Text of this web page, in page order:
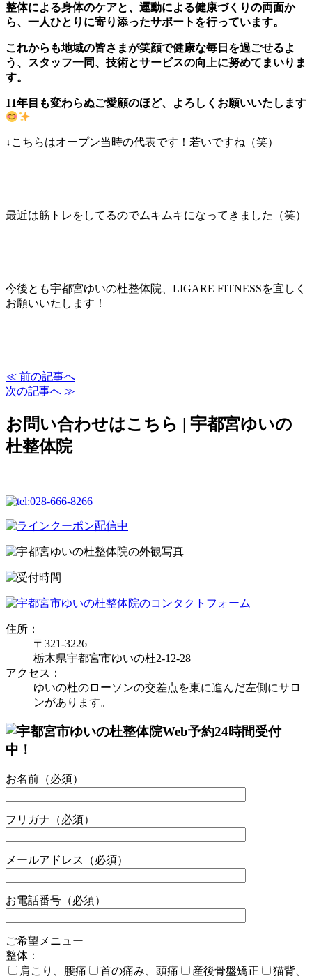
整体による身体のケアと、運動による健康づくりの両面か
ら、一人ひとりに寄り添ったサポートを行っています。
これからも地域の皆さまが笑顔で健康な毎日を過ごせるよ
う、スタッフ一同、技術とサービスの向上に努めてまいりま
す。
11年目も変わらぬご愛顧のほど、よろしくお願いいたします
↓こちらはオープン当時の代表です！若いですね（笑）
最近は筋トレをしてるのでムキムキになってきました（笑）
今後とも宇都宮ゆいの杜整体院、LIGARE FITNESSを宜しく
お願いいたします！
≪ 前の記事へ
次の記事へ ≫
お問い合わせはこちら | 宇都宮ゆいの
杜整体院
住所：
〒321-3226
栃木県宇都宮市ゆいの杜2-12-28
アクセス：
ゆいの杜のローソンの交差点を東に進んだ左側にサロ
ンがあります。
お名前（必須）
フリガナ（必須）
メールアドレス（必須）
お電話番号（必須）
ご希望メニュー
整体：
肩こり、腰痛
首の痛み、頭痛 産後骨盤矯正 猫背、